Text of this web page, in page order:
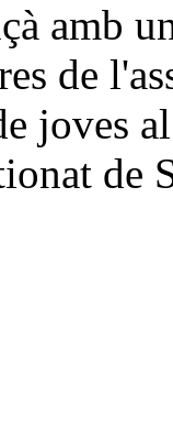
amb
de
joves
de